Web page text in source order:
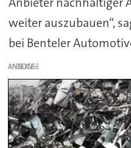
weiter auszubauen“,
bei Benteler
ANZEIGE